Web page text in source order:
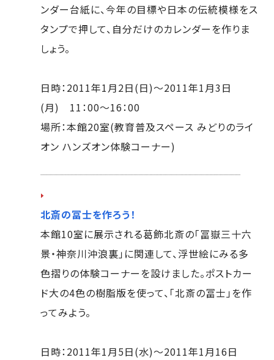
ンダー台紙に、今年の目標や日本の伝統模様をス
タンプで押して、自分だけのカレンダーを作りま
しょう。
日時：2011年1月2日(日)～2011年1月3日
(月) 11：00～16：00
場所：本館20室(教育普及スペース みどりのライ
オン ハンズオン体験コーナー)
北斎の冨士を作ろう！
本館10室に展示される葛飾北斎の「冨嶽三十六
景・神奈川沖浪裏」に関連して、浮世絵にみる多
色摺りの体験コーナーを設けました。ポストカー
ド大の4色の樹脂版を使って、「北斎の冨士」を作
ってみよう。
日時：2011年1月5日(水)～2011年1月16日